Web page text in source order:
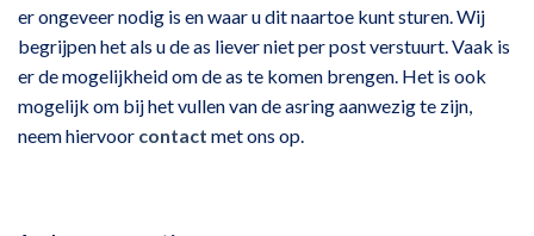
er ongeveer nodig is en waar u dit naartoe kunt sturen. Wij
begrijpen het als u de as liever niet per post verstuurt. Vaak is
er de mogelijkheid om de as te komen brengen. Het is ook
mogelijk om bij het vullen van de asring aanwezig te zijn,
neem hiervoor contact met ons op.